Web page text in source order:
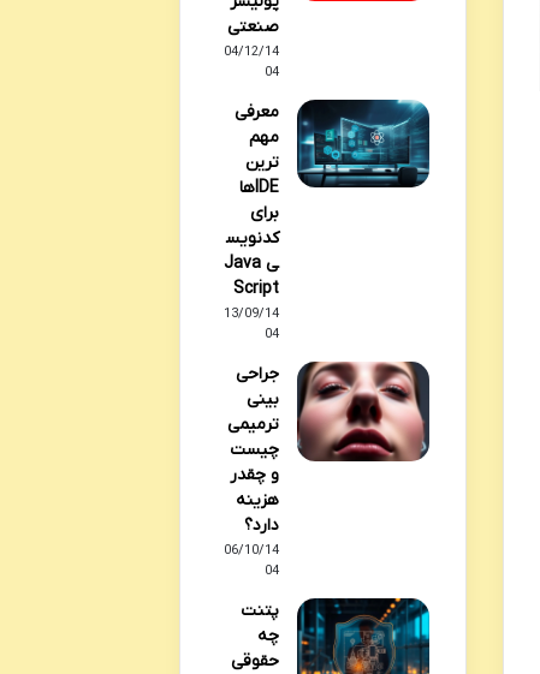
صنعتی
04/12/14
04
معرفی
مهم
ترین
IDEها
برای
کدنویس
ی Java
Script
13/09/14
04
جراحی
بینی
ترمیمی
چیست
و چقدر
هزینه
دارد؟
06/10/14
04
پتنت
چه
حقوقی